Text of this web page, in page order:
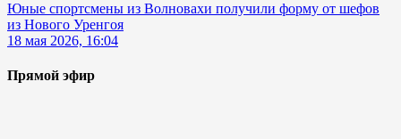
Юные спортсмены из Волновахи получили форму от шефов
из Нового Уренгоя
18 мая 2026, 16:04
Прямой эфир